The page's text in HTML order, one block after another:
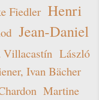
Fiedler Henri
Jean-Daniel
Villacastín László
Ivan Bächer
Martine